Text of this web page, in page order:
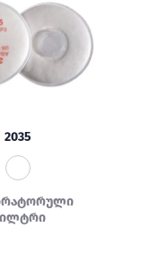
2035